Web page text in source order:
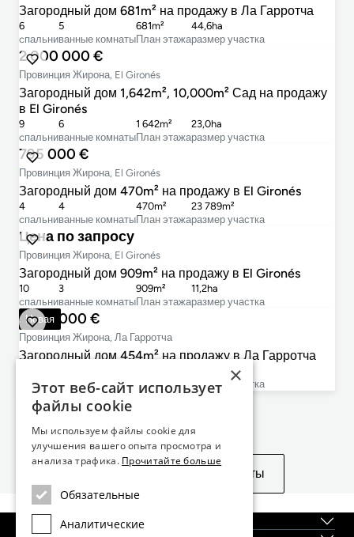
Загородный дом 681m² на продажу в Ла Гарротча
cпальни
6
ванные комнаты
5
План этажа
681m²
размер участка
44,6ha
2 000 000 €
Провинция Жирона, El Gironés
Загородный дом 1,642m², 10,000m² Сад на продажу
в El Gironés
cпальни
9
ванные комнаты
6
План этажа
1 642m²
размер участка
23,0ha
795 000 €
Провинция Жирона, El Gironés
Загородный дом 470m² на продажу в El Gironés
cпальни
4
ванные комнаты
4
План этажа
470m²
размер участка
23 789m²
Цена по запросу
Провинция Жирона, El Gironés
Загородный дом 909m² на продажу в El Gironés
cпальни
10
ванные комнаты
3
План этажа
909m²
размер участка
11,2ha
Новая
1 590 000 €
Провинция Жирона, Ла Гарротча
Загородный дом 454m² на продажу в Ла Гарротча
cпальниванные комнаты План этажа размер участка
Не нашли то, что искали?
Посмотреть похожие объекты
×
Этот веб-сайт использует
файлы cookie
Мы используем файлы cookie для
улучшения вашего опыта просмотра и
анализа трафика. Прочитайте больше
Обязательные
Аналитические